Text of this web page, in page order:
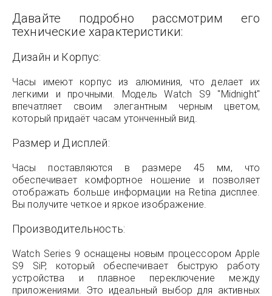
Давайте подробно рассмотрим его
технические характеристики:
Дизайн и Корпус:
Часы имеют корпус из алюминия, что делает их
легкими и прочными. Модель Watch S9 "Midnight"
впечатляет своим элегантным черным цветом,
который придаёт часам утонченный вид.
Размер и Дисплей:
Часы поставляются в размере 45 мм, что
обеспечивает комфортное ношение и позволяет
отображать больше информации на Retina дисплее.
Вы получите четкое и яркое изображение.
Производительность:
Watch Series 9 оснащены новым процессором Apple
S9 SiP, который обеспечивает быструю работу
устройства и плавное переключение между
приложениями. Это идеальный выбор для активных